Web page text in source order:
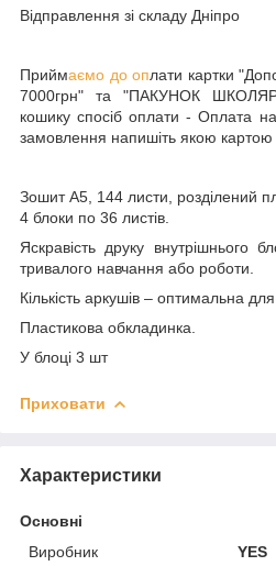
Відправлення зі складу Дніпро
Приймаємо до оплати картки
7000грн" та "ПАКУНОК
кошику спосіб оплати - Оплата
замовлення напишіть якою картою
Зошит А5, 144 листи, розділений
4 блоки по 36 листів.
Яскравість друку внутрішнього
тривалого навчання або роботи.
Кількість аркушів – оптимальна
Пластикова обкладинка.
У блоці 3 шт
Приховати
Характеристики
Основні
Виробник
YES